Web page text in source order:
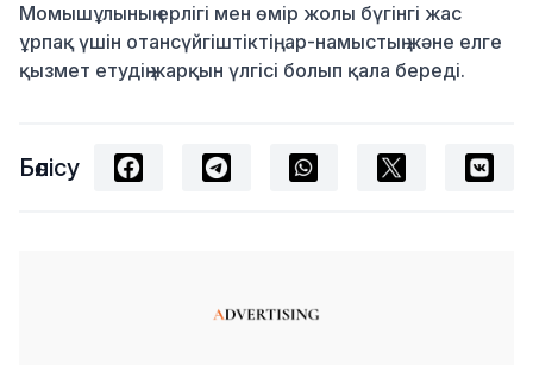
Момышұлының ерлігі мен өмір жолы бүгінгі жас
ұрпақ үшін отансүйгіштіктің, ар-намыстың және елге
қызмет етудің жарқын үлгісі болып қала береді.
Бөлісу